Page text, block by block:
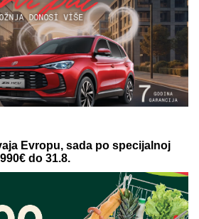
novac pre nego što stigne na